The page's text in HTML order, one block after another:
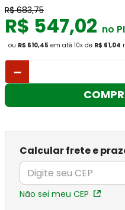
R$ 683,75
R$ 547,02 no
ou R$ 610,45 em até 10x de R$ 61,04
－
Calcular frete e
Não sei meu CEP